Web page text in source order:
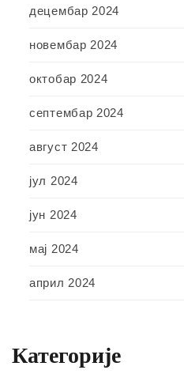
децембар 2024
новембар 2024
октобар 2024
септембар 2024
август 2024
јул 2024
јун 2024
мај 2024
април 2024
Категорије